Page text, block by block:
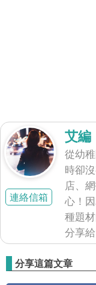
連絡信箱
艾編
從幼
時卻
店、
心！
種題
分享
分享這篇文章